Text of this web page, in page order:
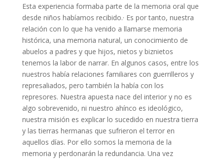
Esta experiencia formaba parte de la memoria oral que
desde niños habíamos recibido.· Es por tanto, nuestra
relación con lo que ha venido a llamarse memoria
histórica, una memoria natural, un conocimiento de
abuelos a padres y que hijos, nietos y biznietos
tenemos la labor de narrar. En algunos casos, entre los
nuestros había relaciones familiares con guerrilleros y
represaliados, pero también la había con los
represores. Nuestra apuesta nace del interior y no es
algo sobrevenido, ni nuestro ahínco es ideológico,
nuestra misión es explicar lo sucedido en nuestra tierra
y las tierras hermanas que sufrieron el terror en
aquellos días. Por ello somos la memoria de la
memoria y perdonarán la redundancia. Una vez